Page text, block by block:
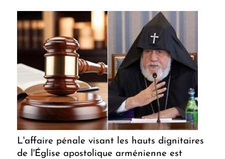
L'affaire pénale visant les hauts dignitaires
de l'Église apostolique arménienne est